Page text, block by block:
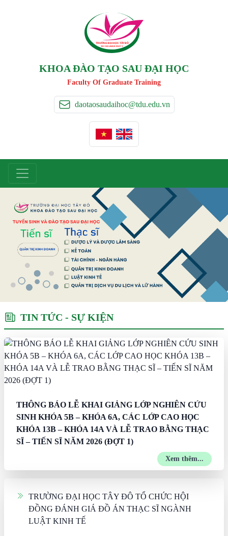
TRƯỜNG ĐẠI HỌC TÂY ĐÔ
TAY DO UNIVERSIT Y
KHOA ĐÀO TẠO SAU ĐẠI HỌC
Faculty Of Graduate Training
daotaosaudaihoc@tdu.edu.vn
TIN TỨC - SỰ KIỆN
THÔNG BÁO LỄ KHAI GIẢNG LỚP NGHIÊN CỨU
SINH KHÓA 5B – KHÓA 6A, CÁC LỚP CAO HỌC
KHÓA 13B – KHÓA 14A VÀ LỄ TRAO BẰNG THẠC
SĨ – TIẾN SĨ NĂM 2026 (ĐỢT 1)
Xem thêm...
TRƯỜNG ĐẠI HỌC TÂY ĐÔ TỔ CHỨC HỘI
ĐỒNG ĐÁNH GIÁ ĐỒ ÁN THẠC SĨ NGÀNH
LUẬT KINH TẾ